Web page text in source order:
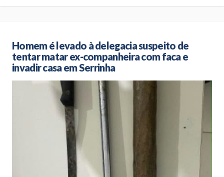
Homem é levado à delegacia suspeito de
tentar matar ex-companheira com faca e
invadir casa em Serrinha